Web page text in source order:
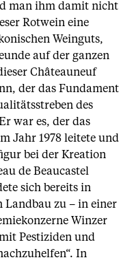
man ihm damit nicht
Rotwein eine
Weinguts,
auf der ganzen
Châteauneuf
der das Fundament
des
war es, der das
Jahr 1978 leitete und
bei der Kreation
de Beaucastel
sich bereits in
Landbau zu – in einer
Winzer
Pestiziden und
In